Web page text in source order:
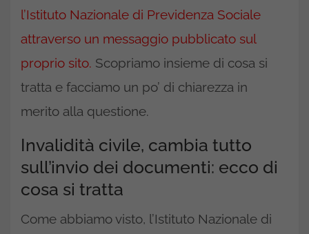
l’Istituto Nazionale di Previdenza Sociale
attraverso un messaggio pubblicato sul
proprio sito. Scopriamo insieme di cosa si
tratta e facciamo un po’ di chiarezza in
merito alla questione.
Invalidità civile, cambia tutto
sull’invio dei documenti: ecco di
cosa si tratta
Come abbiamo visto, l’Istituto Nazionale di